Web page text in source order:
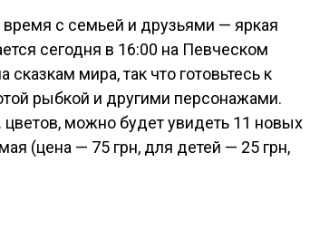
с семьей и друзьями — яркая
сегодня в 16:00 на Певческом
мира, так что готовьтесь к
рыбкой и другими персонажами.
можно будет увидеть 11 новых
(цена — 75 грн, для детей — 25 грн,